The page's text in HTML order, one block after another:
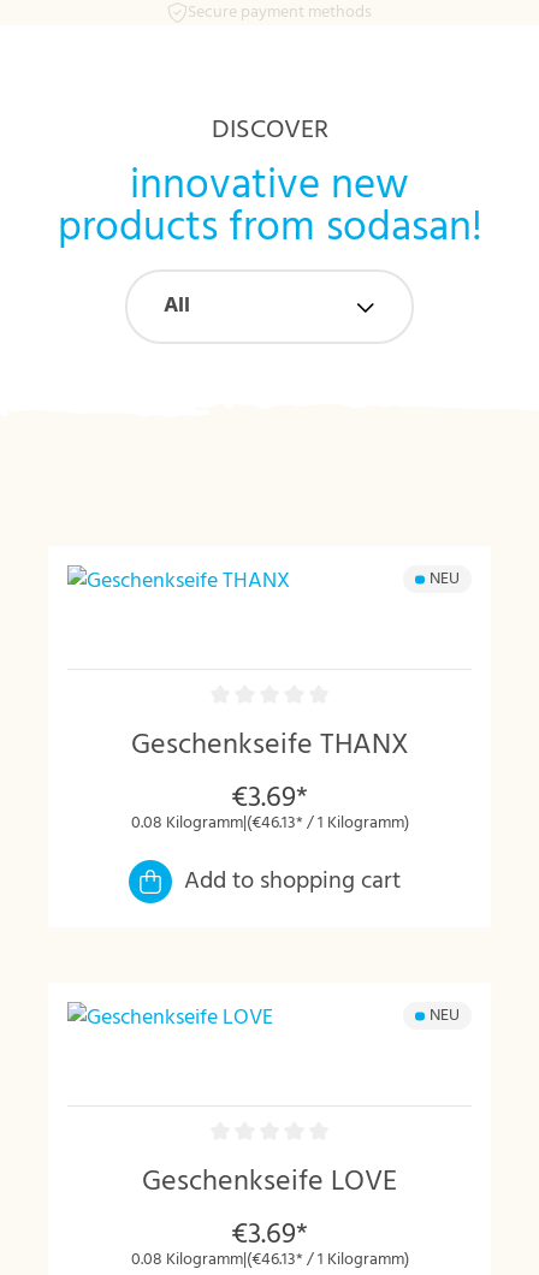
Skip to main contentSecure payment methods
DISCOVER
innovative new
products from sodasan!
All
NEU
Geschenkseife THANX
€3.69*
0.08 Kilogramm|(€46.13* / 1 Kilogramm)
Add to shopping cart
NEU
Geschenkseife LOVE
€3.69*
0.08 Kilogramm|(€46.13* / 1 Kilogramm)